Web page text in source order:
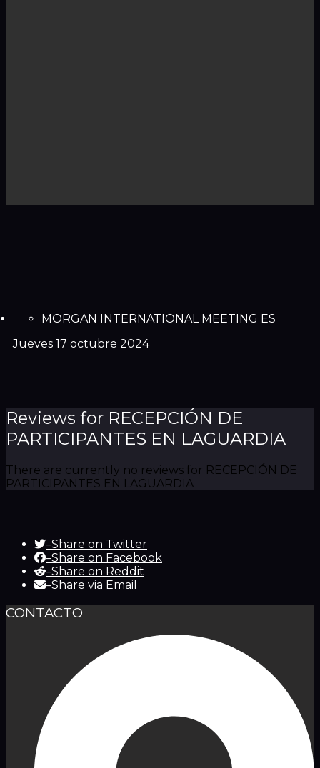
MORGAN INTERNATIONAL MEETING ES
Jueves 17 octubre 2024
Reviews for RECEPCIÓN DE
PARTICIPANTES EN LAGUARDIA
There are currently no reviews for RECEPCIÓN DE
PARTICIPANTES EN LAGUARDIA
–Share on Twitter
–Share on Facebook
–Share on Reddit
–Share via Email
CONTACTO